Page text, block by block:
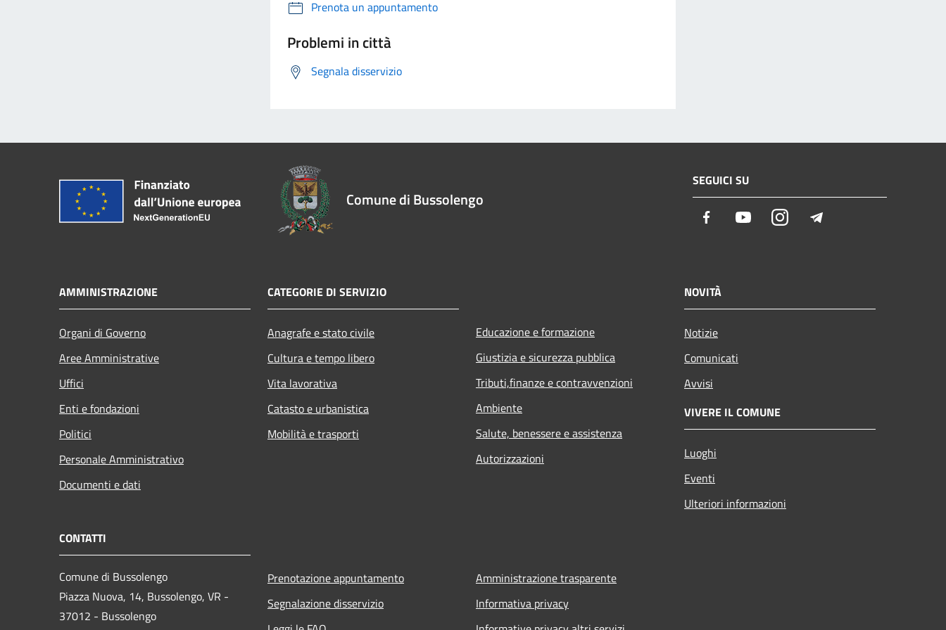
Prenota un appuntamento
Problemi in città
Segnala disservizio
Comune di Bussolengo
SEGUICI SU
Facebook YoutubeInstagram
AMMINISTRAZIONE
Organi di Governo
Aree Amministrative
Uffici
Enti e fondazioni
Politici
Personale Amministrativo
Documenti e dati
CATEGORIE DI SERVIZIO
Anagrafe e stato civile
Cultura e tempo libero
Vita lavorativa
Catasto e urbanistica
Mobilità e trasporti
Educazione e formazione
Giustizia e sicurezza pubblica
Tributi,finanze e contravvenzioni
Ambiente
Salute, benessere e assistenza
Autorizzazioni
NOVITÀ
Notizie
Comunicati
Avvisi
VIVERE IL COMUNE
Luoghi
Eventi
Ulteriori informazioni
CONTATTI
Comune di Bussolengo
Piazza Nuova, 14, Bussolengo, VR -
37012 - Bussolengo
Prenotazione appuntamento
Segnalazione disservizio
Amministrazione trasparente
Informativa privacy